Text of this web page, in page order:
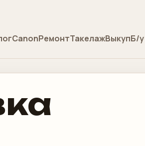
CanonРемонтТакелажВыкупБ/